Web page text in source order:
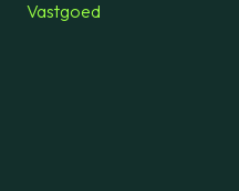
Vastgoed